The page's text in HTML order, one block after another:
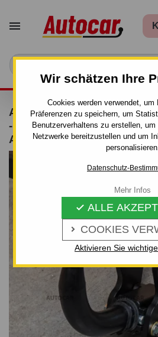
Wir schätzen Ihre
Cookies werden verwendet, um
Präferenzen zu speichern, um
Benutzerverhaltens zu erstellen,
Netzwerke bereitzustellen und um
Datenschutz-
 COOKIES
 ALLE
Aktivieren Sie
Mehr Infos

ANHÄNGERKUPPLUNG
- 3/5-TÜRIG.(K 12) -
ABNEHMBAR - VON 2003/